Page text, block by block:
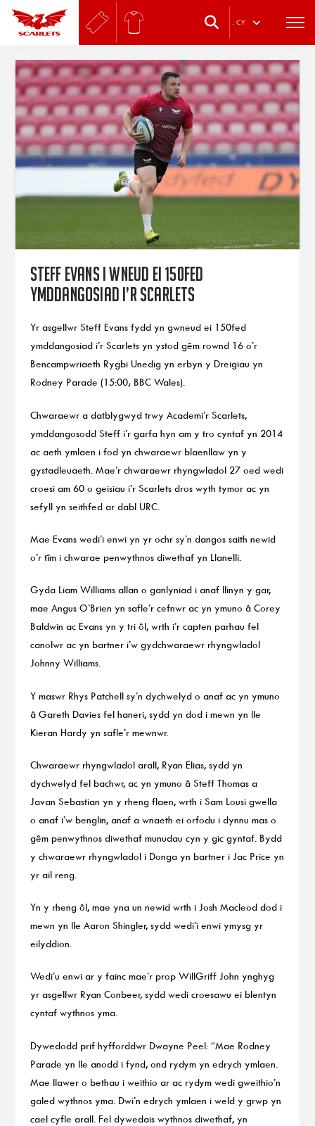
. CY
Steff Evans i wneud ei 150fed
ymddangosiad i’r Scarlets
Yr asgellwr Steff Evans fydd yn gwneud ei 150fed
ymddangosiad i’r Scarlets yn ystod gêm rownd 16 o’r
Bencampwriaeth Rygbi Unedig yn erbyn y Dreigiau yn
Rodney Parade (15:00; BBC Wales).
Chwaraewr a datblygwyd trwy Academi’r Scarlets,
ymddangosodd Steff i’r garfa hyn am y tro cyntaf yn 2014
ac aeth ymlaen i fod yn chwaraewr blaenllaw yn y
gystadleuaeth. Mae’r chwaraewr rhyngwladol 27 oed wedi
croesi am 60 o geisiau i’r Scarlets dros wyth tymor ac yn
sefyll yn seithfed ar dabl URC.
Mae Evans wedi’i enwi yn yr ochr sy’n dangos saith newid
o’r tîm i chwarae penwythnos diwethaf yn Llanelli.
Gyda Liam Williams allan o ganlyniad i anaf llinyn y gar,
mae Angus O’Brien yn safle’r cefnwr ac yn ymuno â Corey
Baldwin ac Evans yn y tri ôl, wrth i’r capten parhau fel
canolwr ac yn bartner i’w gydchwaraewr rhyngwladol
Johnny Williams.
Y maswr Rhys Patchell sy’n dychwelyd o anaf ac yn ymuno
â Gareth Davies fel haneri, sydd yn dod i mewn yn lle
Kieran Hardy yn safle’r mewnwr.
Chwaraewr rhyngwladol arall, Ryan Elias, sydd yn
dychwelyd fel bachwr, ac yn ymuno â Steff Thomas a
Javan Sebastian yn y rheng flaen, wrth i Sam Lousi gwella
o anaf i’w benglin, anaf a wnaeth ei orfodu i dynnu mas o
gêm penwythnos diwethaf munudau cyn y gic gyntaf. Bydd
y chwaraewr rhyngwladol i Donga yn bartner i Jac Price yn
yr ail reng.
Yn y rheng ôl, mae yna un newid wrth i Josh Macleod dod i
mewn yn lle Aaron Shingler, sydd wedi’i enwi ymysg yr
eilyddion.
Wedi’u enwi ar y fainc mae’r prop WillGriff John ynghyg
yr asgellwr Ryan Conbeer, sydd wedi croesawu ei blentyn
cyntaf wythnos yma.
Dywedodd prif hyfforddwr Dwayne Peel: “Mae Rodney
Parade yn lle anodd i fynd, ond rydym yn edrych ymlaen.
Mae llawer o bethau i weithio ar ac rydym wedi gweithio’n
galed wythnos yma. Dwi’n edrych ymlaen i weld y grwp yn
cael cyfle arall. Fel dywedais wythnos diwethaf, yn